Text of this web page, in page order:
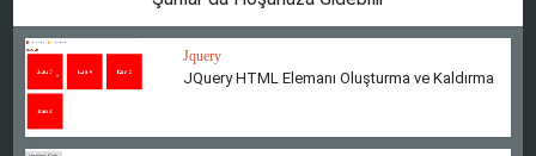
Jquery
JQuery HTML Elemanı Oluşturma ve Kaldırma